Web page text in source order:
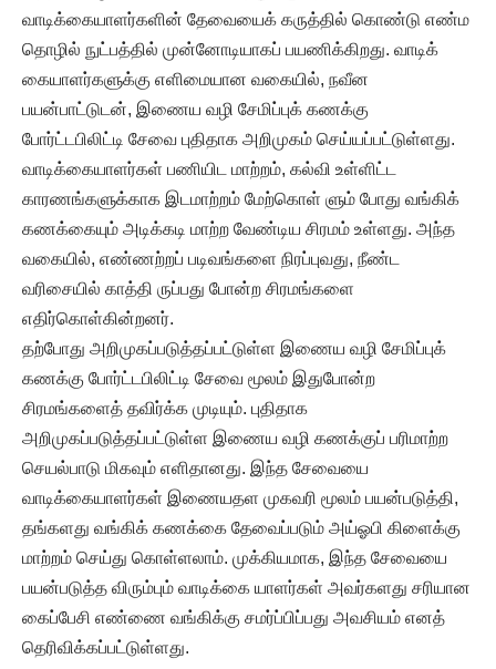
வாடிக்கையாளர்களின் தேவையைக் கருத்தில் கொண்டு எண்ம
தொழில் நுட்பத்தில் முன்னோடியாகப் பயணிக்கிறது. வாடிக்
கையாளர்களுக்கு எளிமையான வகையில், நவீன
பயன்பாட்டுடன், இணைய வழி சேமிப்புக் கணக்கு
போர்ட்டபிலிட்டி சேவை புதிதாக அறிமுகம் செய்யப்பட்டுள்ளது.
வாடிக்கையாளர்கள் பணியிட மாற்றம், கல்வி உள்ளிட்ட
காரணங்களுக்காக இடமாற்றம் மேற்கொள் ளும் போது வங்கிக்
கணக்கையும் அடிக்கடி மாற்ற வேண்டிய சிரமம் உள்ளது. அந்த
வகையில், எண்ணற்றப் படிவங்களை நிரப்புவது, நீண்ட
வரிசையில் காத்தி ருப்பது போன்ற சிரமங்களை
எதிர்கொள்கின்றனர்.
தற்போது அறிமுகப்படுத்தப்பட்டுள்ள இணைய வழி சேமிப்புக்
கணக்கு போர்ட்டபிலிட்டி சேவை மூலம் இதுபோன்ற
சிரமங்களைத் தவிர்க்க முடியும். புதிதாக
அறிமுகப்படுத்தப்பட்டுள்ள இணைய வழி கணக்குப் பரிமாற்ற
செயல்பாடு மிகவும் எளிதானது. இந்த சேவையை
வாடிக்கையாளர்கள் இணையதள முகவரி மூலம் பயன்படுத்தி,
தங்களது வங்கிக் கணக்கை தேவைப்படும் அய்ஓபி கிளைக்கு
மாற்றம் செய்து கொள்ளலாம். முக்கியமாக, இந்த சேவையை
பயன்படுத்த விரும்பும் வாடிக்கை யாளர்கள் அவர்களது சரியான
கைப்பேசி எண்ணை வங்கிக்கு சமர்ப்பிப்பது அவசியம் எனத்
தெரிவிக்கப்பட்டுள்ளது.